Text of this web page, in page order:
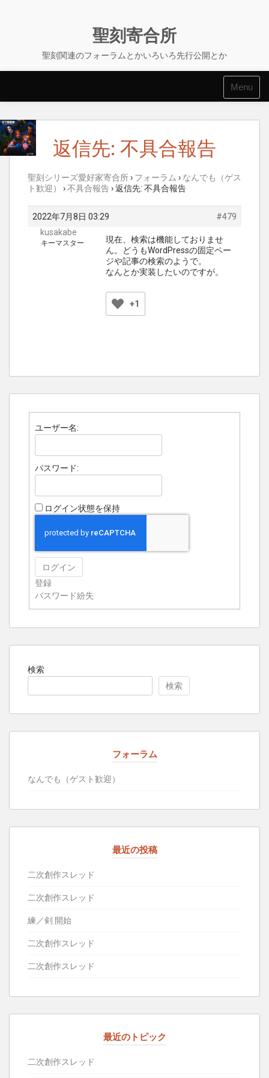
聖刻寄合所
聖刻関連のフォーラムとかいろいろ先行公開とか
Menu
返信先: 不具合報告
聖刻シリーズ愛好家寄合所› フォーラム › なんでも（ゲス
ト歓迎）
›不具合報告›返信先: 不具合報告
2022年7月8日 03:29
#479
kusakabe
キーマスター
現在、検索は機能しておりませ
ん。どうもWordPressの固定ペー
ジや記事の検索のようで。
なんとか実装したいのですが。
+1
ユーザー名:
パスワード:
ログイン状態を保持
ログイン
登録
パスワード紛失
検索
検索
フォーラム
なんでも（ゲスト歓迎）
最近の投稿
二次創作スレッド
二次創作スレッド
練／剣 開始
二次創作スレッド
二次創作スレッド
最近のトピック
二次創作スレッド